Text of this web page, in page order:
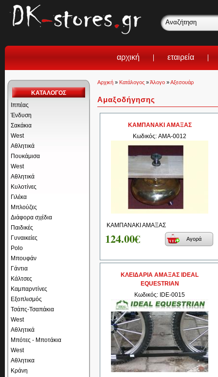
αρχική εταιρεία
ΚΑΤΑΛΟΓΟΣ
Ιππέας
Ένδυση
Σακάκια
West
Αθλητικά
Πουκάμισα
West
Αθλητικά
Κυλοτίνες
Γιλέκα
Μπλούζες
Διάφορα σχέδια
Παιδικές
Γυναικείες
Polo
Μπουφάν
Γάντια
Κάλτσες
Καμπαρντίνες
Εξοπλισμός
Τσάπς-Τσαπάκια
West
Αθλητικά
Μπότες - Μποτάκια
West
Αθλητικα
Κράνη
Αρχική » Κατάλογος »Άλογο »Αξεσουάρ
Αμαξοδήγησης
ΚΑΜΠΑΝΑΚΙ ΑΜΑΞΑΣ
Κωδικός: AMA-0012
ΚΑΜΠΑΝΑΚΙ ΑΜΑΞΑΣ
124.00€ Αγορά
ΚΛΕΙΔΑΡΙΑ ΑΜΑΞΑΣ IDEAL
EQUESTRIAN
Κωδικός: IDE-0015